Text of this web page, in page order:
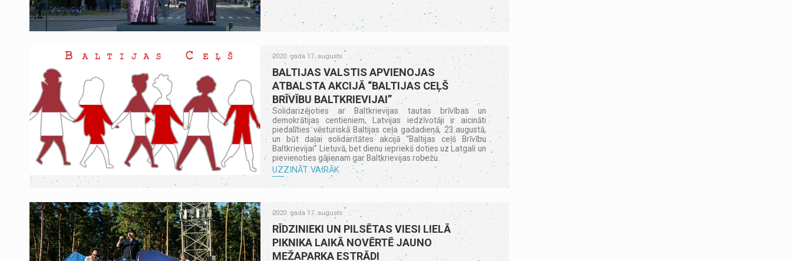
2020. gada 17. augusts
BALTIJAS VALSTIS APVIENOJAS
ATBALSTA AKCIJĀ “BALTIJAS CEĻŠ
BRĪVĪBU BALTKRIEVIJAI”
Solidarizējoties ar Baltkrievijas tautas brīvības un
demokrātijas centieniem, Latvijas iedzīvotāji ir aicināti
piedalīties vēsturiskā Baltijas ceļa gadadienā, 23.augustā,
un būt daļai solidaritātes akcijā “Baltijas ceļš Brīvību
Baltkrievijai” Lietuvā, bet dienu iepriekš doties uz Latgali un
pievienoties gājienam gar Baltkrievijas robežu.
UZZINĀT VAIRĀK
2020. gada 17. augusts
RĪDZINIEKI UN PILSĒTAS VIESI LIELĀ
PIKNIKA LAIKĀ NOVĒRTĒ JAUNO
MEŽAPARKA ESTRĀDI